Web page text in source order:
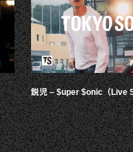
鋭児 – $uper $onic（Live